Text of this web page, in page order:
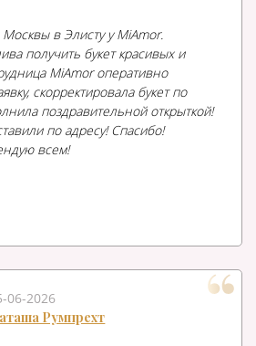
Москвы в Элисту у MiAmor.
получить букет красивых и
MiAmor оперативно
скорректировала букет по
поздравительной открыткой!
по адресу! Спасибо!
всем!
06-2026
Румпрехт